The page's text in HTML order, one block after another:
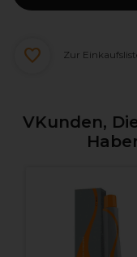
Zur
VKunden,